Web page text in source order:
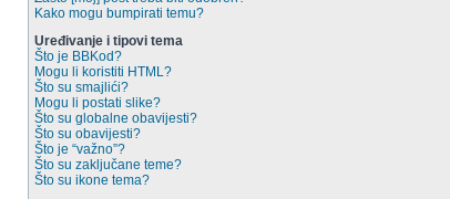
Kako mogu bumpirati temu?
Uređivanje i tipovi tema
Što je BBKod?
Mogu li koristiti HTML?
Što su smajlići?
Mogu li postati slike?
Što su globalne obavijesti?
Što su obavijesti?
Što je “važno”?
Što su zaključane teme?
Što su ikone tema?